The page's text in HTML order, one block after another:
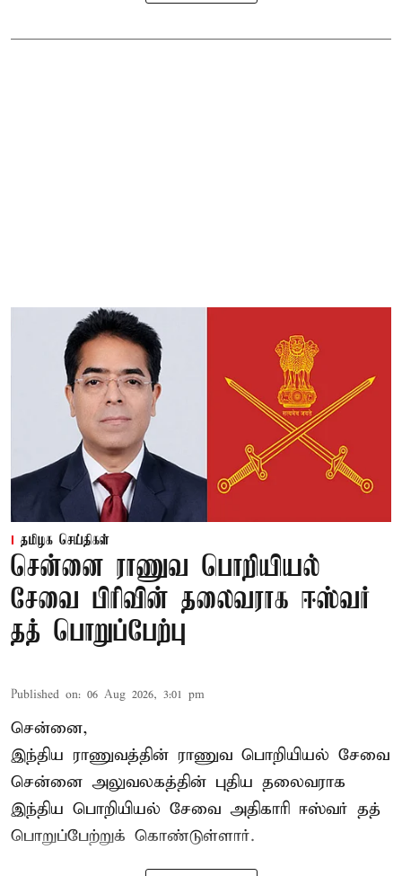
தமிழக செய்திகள்
சென்னை ராணுவ பொறியியல்
சேவை பிரிவின் தலைவராக ஈஸ்வர்
தத் பொறுப்பேற்பு
Published on: 06 Aug 2026, 3:01 pm
சென்னை,
இந்திய ராணுவத்தின் ராணுவ பொறியியல் சேவை
சென்னை அலுவலகத்தின் புதிய தலைவராக
இந்திய பொறியியல் சேவை அதிகாரி ஈஸ்வர் தத்
பொறுப்பேற்றுக் கொண்டுள்ளார்.